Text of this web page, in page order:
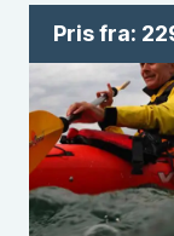
Pris fra: